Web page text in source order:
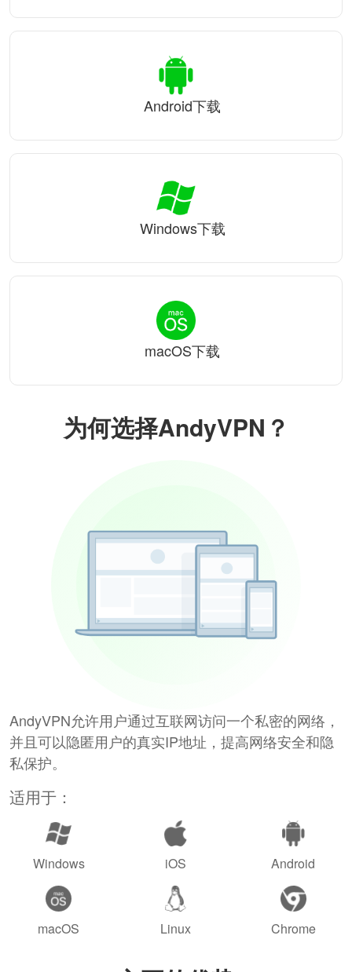
为何选择AndyVPN？
AndyVPN允许用户通过互联网访问一个私密的网络，
并且可以隐匿用户的真实IP地址，提高网络安全和隐
私保护。
适用于：
Windows iOS Android
macOS Linux Chrome
Android下载
Windows下载
macOS下载